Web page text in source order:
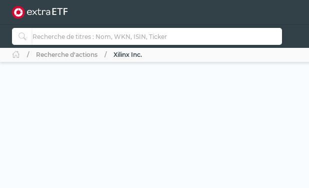
Recherche d'actions Xilinx Inc.